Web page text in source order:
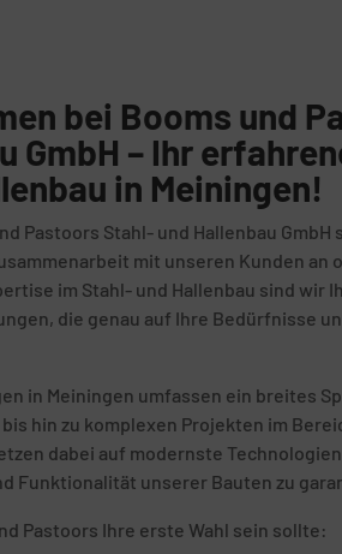
bei Booms und
GmbH – Ihr
in Meiningen!
Pastoors Stahl- und Hallenbau
mit unseren Kunden an
im Stahl- und Hallenbau sind wir
die genau auf Ihre Bedürfnisse
in Meiningen umfassen ein breites
hin zu komplexen Projekten im
dabei auf modernste
Funktionalität unserer Bauten zu
Pastoors Ihre erste Wahl sein sollte: